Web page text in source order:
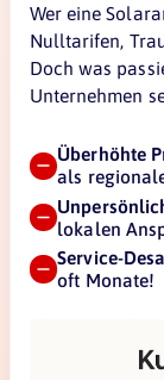
Wer eine
Nulltarifen,
Doch was
Unternehmen
Überhöhte
als
lokalen
Service-
oft Monate!